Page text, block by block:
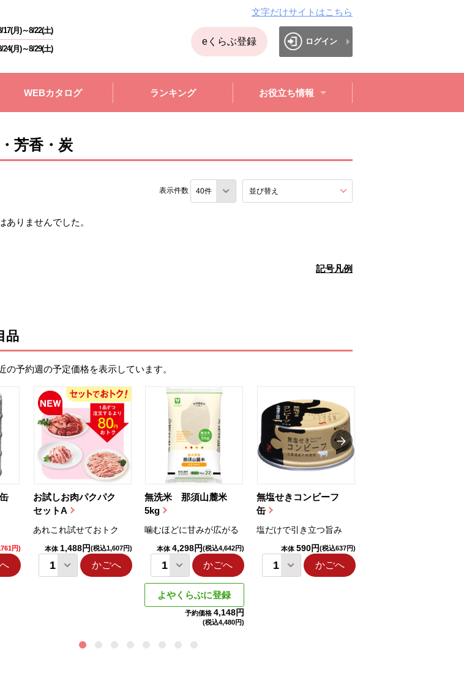
17(月)～8/22(土)
24(月)～8/29(土)
文字だけサイトはこちら
eくらぶ登録 ログイン
WEBカタログ ランキング お役立ち情報
芳香・炭
表示件数 並び替え
ありませんでした。
記号凡例
品
予約週の予定価格を表示しています。
円)
お試しお肉パクパク
セットA
あれこれ試せておトク
本体 1,488円(税込1,607円)
かごへ
無洗米 那須山麓米
5kg
噛むほどに甘みが広がる
本体 4,298円(税込4,642円)
かごへ
よやくらぶに登録
予約価格 4,148円
(税込4,480円)
無塩せきコンビーフ
缶
塩だけで引き立つ旨み
本体 590円(税込637円)
かごへ